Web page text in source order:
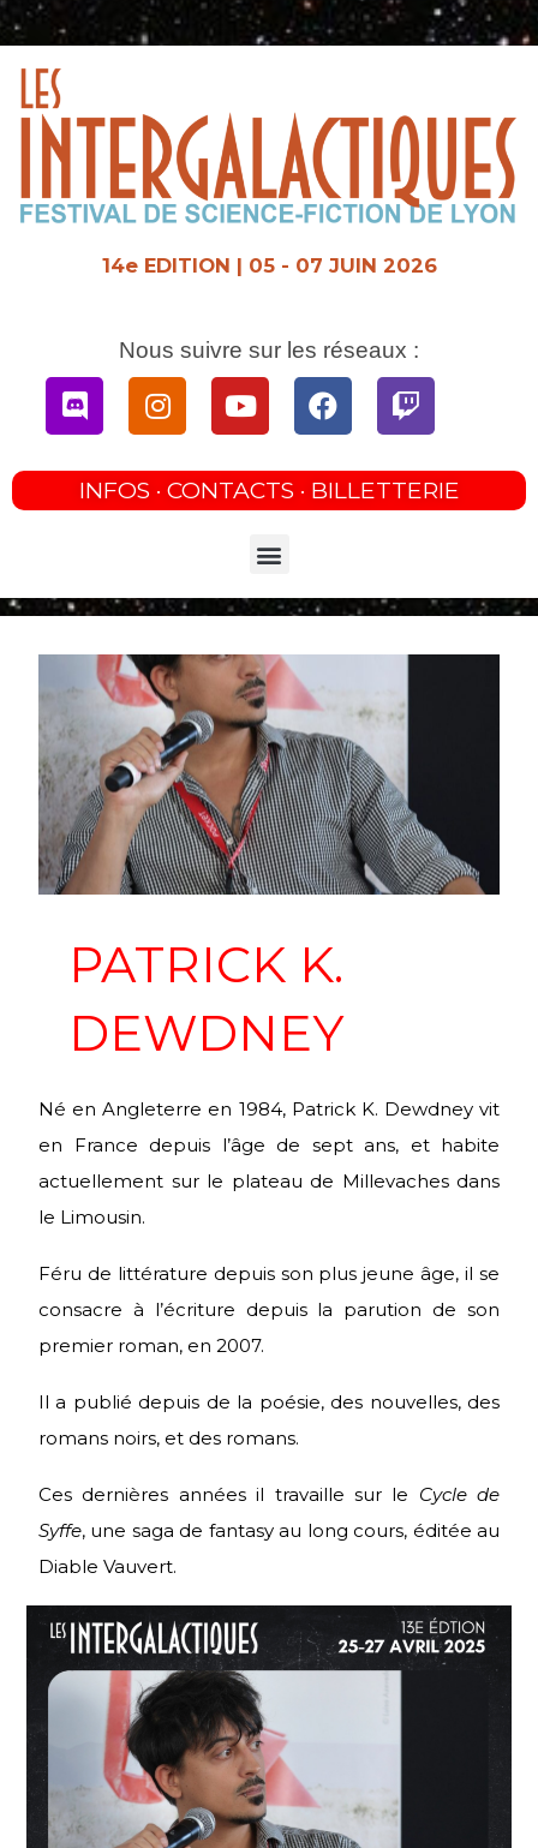
Aller
14e EDITION | 05 - 07 JUIN 2026
Nous suivre sur les réseaux :
DiscordInstagramYoutubeFacebookTwitch
INFOS · CONTACTS · BILLETTERIE
Menu
PATRICK K.
DEWDNEY
Né en Angleterre en 1984, Patrick K. Dewdney vit
en France depuis l’âge de sept ans, et habite
actuellement sur le plateau de Millevaches dans
le Limousin.
Féru de littérature depuis son plus jeune âge, il se
consacre à l’écriture depuis la parution de son
premier roman, en 2007.
Il a publié depuis de la poésie, des nouvelles, des
romans noirs, et des romans.
Ces dernières années il travaille sur le Cycle de
Syffe, une saga de fantasy au long cours, éditée au
Diable Vauvert.